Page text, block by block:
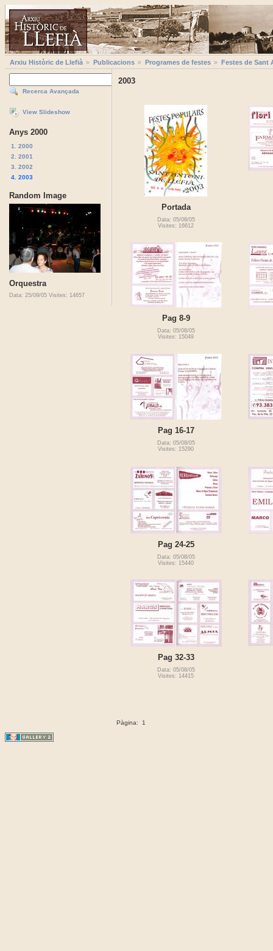
Arxiu Històric de Llefià Publicacions Programes de festes Festes de Sant
Recerca Avançada
View Slideshow
Anys 2000
1. 2000
2. 2001
3. 2002
4. 2003
Random Image
Orquestra
Data: 25/09/05 Visites: 14657
2003
Portada
Data: 05/08/05
Visites: 16612
Pag 8-9
Data: 05/08/05
Visites: 15049
Pag 16-17
Data: 05/08/05
Visites: 15290
Pag 24-25
Data: 05/08/05
Visites: 15440
Pag 32-33
Data: 05/08/05
Visites: 14415
Pàgina: 1